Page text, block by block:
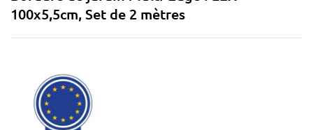
100x5,5cm, Set de 2 mètres